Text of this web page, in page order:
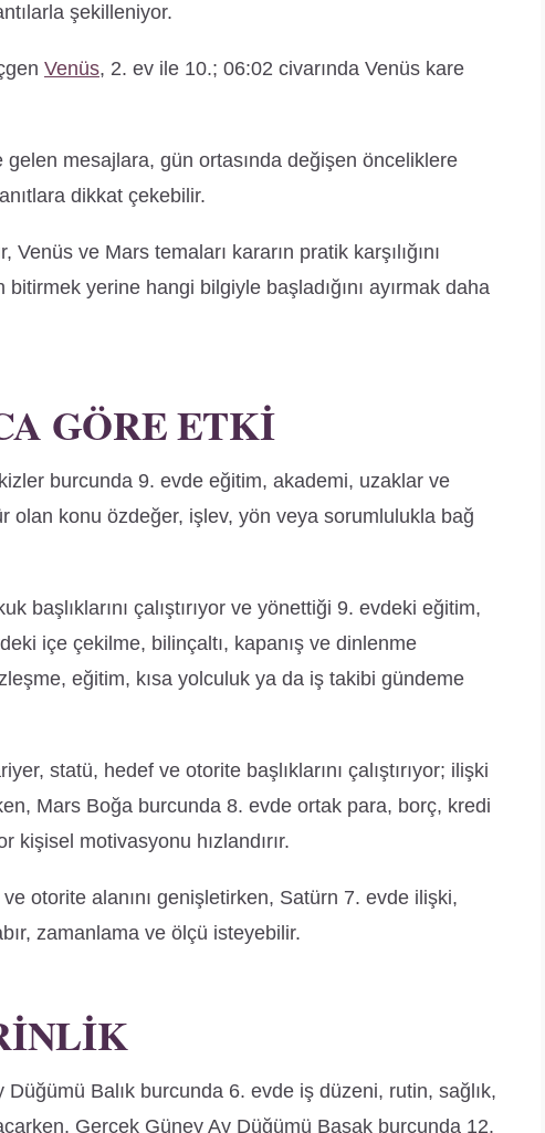
şekilleniyor.
Venüs, 2. ev ile 10.; 06:02 civarında Venüs kare
mesajlara, gün ortasında değişen önceliklere
dikkat çekebilir.
Venüs ve Mars temaları kararın pratik karşılığını
yerine hangi bilgiyle başladığını ayırmak daha
GÖRE ETKI
burcunda 9. evde eğitim, akademi, uzaklar ve
olan konu özdeğer, işlev, yön veya sorumlulukla bağ
başlıklarını çalıştırıyor ve yönettiği 9. evdeki eğitim,
içe çekilme, bilinçaltı, kapanış ve dinlenme
eğitim, kısa yolculuk ya da iş takibi gündeme
statü, hedef ve otorite başlıklarını çalıştırıyor; ilişki
Mars Boğa burcunda 8. evde ortak para, borç, kredi
kişisel motivasyonu hızlandırır.
otorite alanını genişletirken, Satürn 7. evde ilişki,
zamanlama ve ölçü isteyebilir.
Balık burcunda 6. evde iş düzeni, rutin, sağlık,
Gerçek Güney Ay Düğümü Başak burcunda 12.